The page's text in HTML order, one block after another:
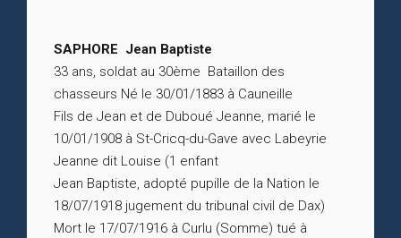
SAPHORE Jean Baptiste
33 ans, soldat au 30ème Bataillon des
chasseurs Né le 30/01/1883 à Cauneille
Fils de Jean et de Duboué Jeanne, marié le
10/01/1908 à St-Cricq-du-Gave avec Labeyrie
Jeanne dit Louise (1 enfant
Jean Baptiste, adopté pupille de la Nation le
18/07/1918 jugement du tribunal civil de Dax)
Mort le 17/07/1916 à Curlu (Somme) tué à